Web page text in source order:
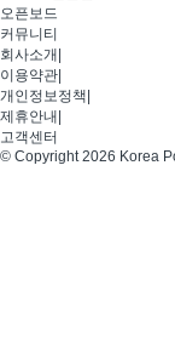
오픈보드
커뮤니티
회사소개
이용약관
개인정보정책
제휴안내
고객센터
© Copyright 2026 Korea